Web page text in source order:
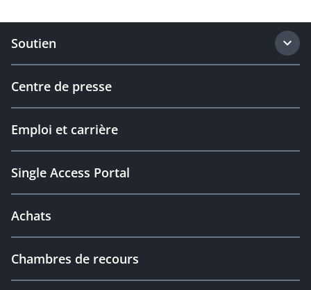
Soutien
Centre de presse
Emploi et carrière
Single Access Portal
Achats
Chambres de recours